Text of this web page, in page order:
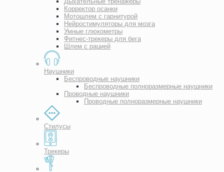
Корректор осанки
Мотошлем с гарнитурой
Нейростимуляторы для мозга
Умные глюкометры
Фитнес-трекеры для бега
Шлем с рацией
Наушники
Беспроводные наушники
Беспроводные полноразмерные наушники
Проводные наушники
Проводные полноразмерные наушники
Стилусы
Трекеры